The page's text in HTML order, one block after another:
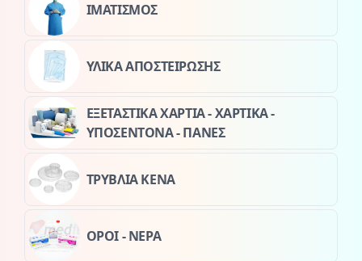
ΙΜΑΤΙΣΜΟΣ
ΥΛΙΚΑ ΑΠΟΣΤΕΙΡΩΣΗΣ
ΕΞΕΤΑΣΤΙΚΑ ΧΑΡΤΙΑ - ΧΑΡΤΙΚΑ -
ΥΠΟΣΕΝΤΟΝΑ - ΠΑΝΕΣ
ΤΡΥΒΛΙΑ ΚΕΝΑ
ΟΡΟΙ - ΝΕΡΑ